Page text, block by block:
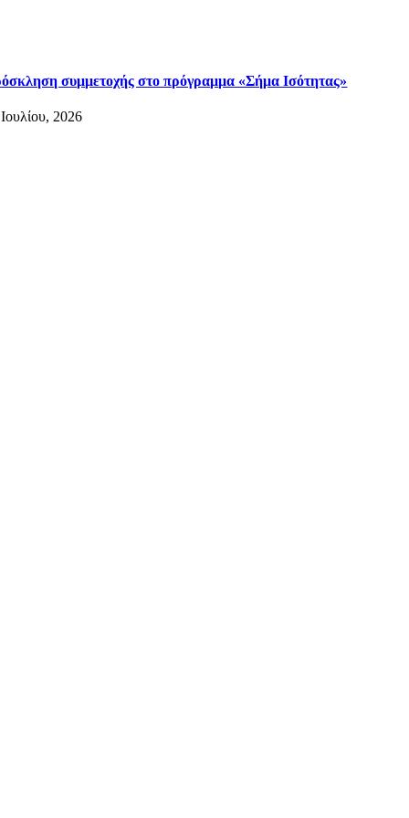
συμμετοχής στο πρόγραμμα «Σήμα Ισότητας»
2026